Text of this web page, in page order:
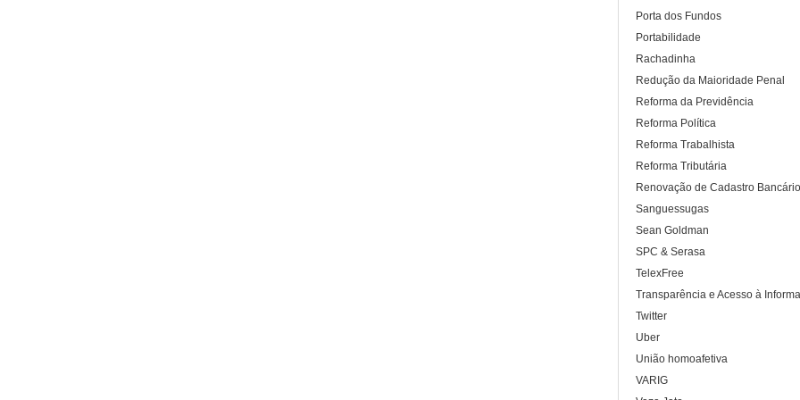
Porta dos Fundos
Portabilidade
Rachadinha
Redução da Maioridade Penal
Reforma da Previdência
Reforma Política
Reforma Trabalhista
Reforma Tributária
Renovação de Cadastro Bancário
Sanguessugas
Sean Goldman
SPC & Serasa
TelexFree
Transparência e Acesso à
Twitter
Uber
União homoafetiva
VARIG